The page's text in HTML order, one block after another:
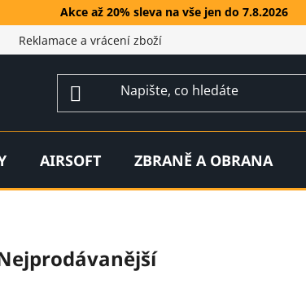
Akce až 20% sleva na vše jen do 7.8.2026
Reklamace a vrácení zboží
AIRSOFT ZBRANĚ A OBRANA